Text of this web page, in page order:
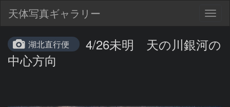
天体写真ギャラリー
湖北直行便
4/26未明 天の川銀河の
中心方向